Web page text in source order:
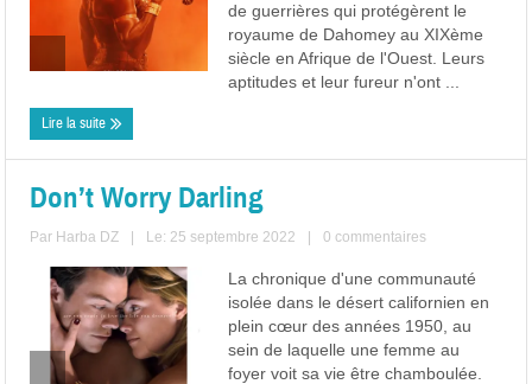
de guerrières qui protégèrent le
royaume de Dahomey au XIXème
siècle en Afrique de l'Ouest. Leurs
aptitudes et leur fureur n'ont ...
Lire la suite
Don’t Worry Darling
Par Harba DZ Le: 25 septembre 2022 0 commentaires
La chronique d'une communauté
isolée dans le désert californien en
plein cœur des années 1950, au
sein de laquelle une femme au
foyer voit sa vie être chamboulée.